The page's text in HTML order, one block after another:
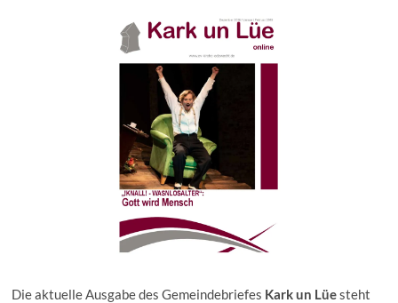
Die aktuelle Ausgabe des Gemeindebriefes Kark un Lüesteht